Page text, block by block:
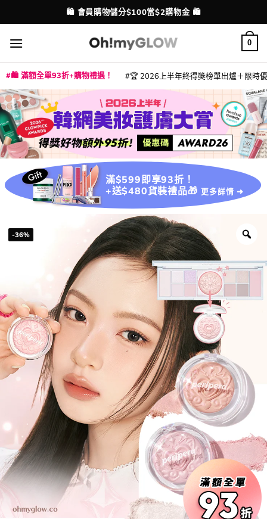
to
content
配送港澳
💳 支援消費券、FPS、八達通、PAYME、信用卡付款
0
🛍️ 滿額全單93折+購物禮遇！ 🏆 2026上半年終得奬榜單出爐＋限時
滿$599即享93折！
+送$480貨裝禮品🎁 更多詳情 ➜
-36%